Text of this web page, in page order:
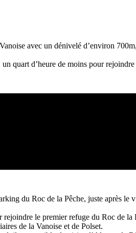
avec un dénivelé d’environ
quart d’heure de moins pour
du Roc de la Pêche, juste après le
rejoindre le premier refuge du Roc de
de la Vanoise et de Polset.